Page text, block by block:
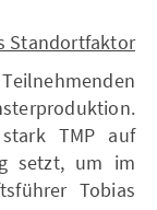
Standortfaktor
TMP auf
setzt, um im
Tobias